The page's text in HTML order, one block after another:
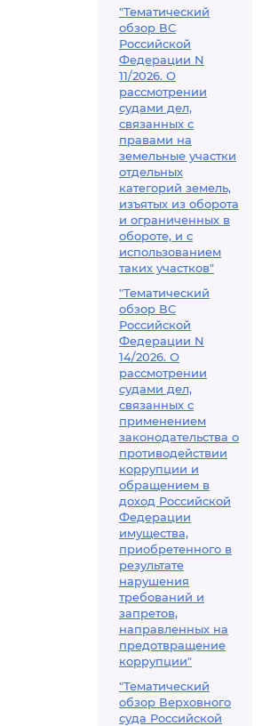
"Тематический
обзор ВС
Российской
Федерации N
11/2026. О
рассмотрении
судами дел,
связанных с
правами на
земельные участки
отдельных
категорий земель,
изъятых из оборота
и ограниченных в
обороте, и с
использованием
таких участков"
"Тематический
обзор ВС
Российской
Федерации N
14/2026. О
рассмотрении
судами дел,
связанных с
применением
законодательства о
противодействии
коррупции и
обращением в
доход Российской
Федерации
имущества,
приобретенного в
результате
нарушения
требований и
запретов,
направленных на
предотвращение
коррупции"
"Тематический
обзор Верховного
суда Российской